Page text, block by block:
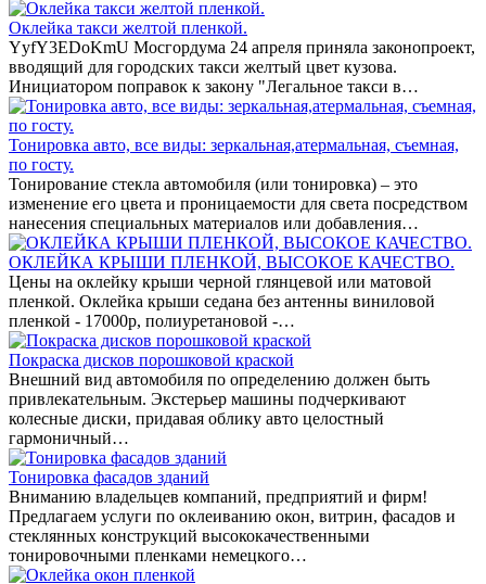
Оклейка такси желтой пленкой.
YyfY3EDoKmU Мосгордума 24 апреля приняла законопроект,
вводящий для городских такси желтый цвет кузова.
Инициатором поправок к закону "Легальное такси в…
Тонировка авто, все виды: зеркальная,атермальная, съемная,
по госту.
Тонирование стекла автомобиля (или тонировка) – это
изменение его цвета и проницаемости для света посредством
нанесения специальных материалов или добавления…
ОКЛЕЙКА КРЫШИ ПЛЕНКОЙ, ВЫСОКОЕ КАЧЕСТВО.
Цены на оклейку крыши черной глянцевой или матовой
пленкой. Оклейка крыши седана без антенны виниловой
пленкой - 17000р, полиуретановой -…
Покраска дисков порошковой краской
Внешний вид автомобиля по определению должен быть
привлекательным. Экстерьер машины подчеркивают
колесные диски, придавая облику авто целостный
гармоничный…
Тонировка фасадов зданий
Вниманию владельцев компаний, предприятий и фирм!
Предлагаем услуги по оклеиванию окон, витрин, фасадов и
стеклянных конструкций высококачественными
тонировочными пленками немецкого…